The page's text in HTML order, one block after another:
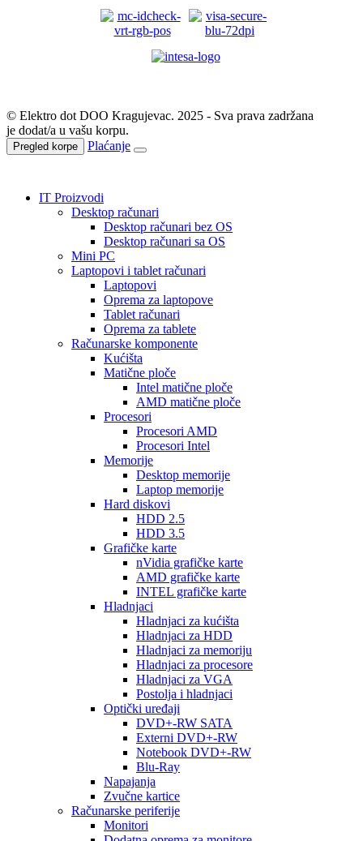
© Elektro dot DOO Kragujevac. 2025 - Sva prava zadržana
je dodat/a u vašu korpu.
Pregled korpe Plaćanje
IT Proizvodi
Desktop računari
Desktop računari bez OS
Desktop računari sa OS
Mini PC
Laptopovi i tablet računari
Laptopovi
Oprema za laptopove
Tablet računari
Oprema za tablete
Računarske komponente
Kućišta
Matične ploče
Intel matične ploče
AMD matične ploče
Procesori
Procesori AMD
Procesori Intel
Memorije
Desktop memorije
Laptop memorije
Hard diskovi
HDD 2.5
HDD 3.5
Grafičke karte
nVidia grafičke karte
AMD grafičke karte
INTEL grafičke karte
Hladnjaci
Hladnjaci za kućišta
Hladnjaci za HDD
Hladnjaci za memoriju
Hladnjaci za procesore
Hladnjaci za VGA
Postolja i hladnjaci
Optički uređaji
DVD+-RW SATA
Externi DVD+-RW
Notebook DVD+-RW
Blu-Ray
Napajanja
Zvučne kartice
Računarske periferije
Monitori